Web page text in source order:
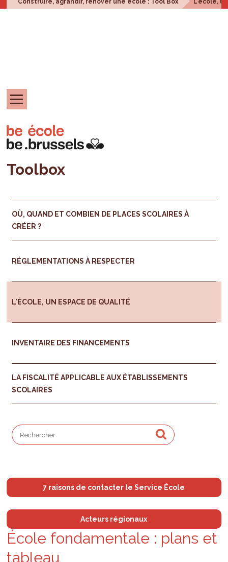
Construire, agrandir, rénover une école : Tool Box L'école,
Toolbox
OÙ, QUAND ET COMBIEN DE PLACES SCOLAIRES À
CRÉER ?
RÉGLEMENTATIONS À RESPECTER
L'ÉCOLE, UN ESPACE DE QUALITÉ
INVENTAIRE DES FINANCEMENTS
LA FISCALITÉ APPLICABLE AUX ÉTABLISSEMENTS
SCOLAIRES
7 raisons de contacter le Service École
Acteurs régionaux
École fon­da­men­tale : plans et
tableau